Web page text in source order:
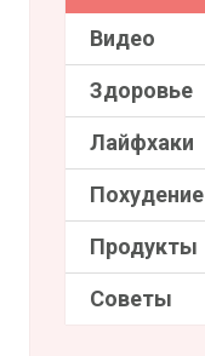
Видео
Здоровье
Лайфхаки
Похудение
Продукты
Советы